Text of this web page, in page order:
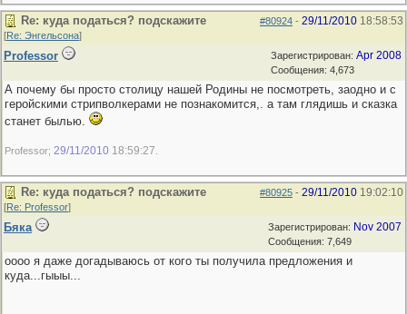
#80924 - 29/11/2010 18:58:53
Re: куда податься? подскажите
[Re: Энгельсона]
Зарегистрирован: Apr 2008
Сообщения: 4,673
Professor
А почему бы просто столицу нашей Родины не посмотреть, заодно и с
геройскими стрипволкерами не познакомится,. а там глядишь и сказка
станет былью.
Professor; 29/11/2010 18:59:27
#80925 - 29/11/2010 19:02:10
Re: куда податься? подскажите
[Re: Professor]
Зарегистрирован: Nov 2007
Сообщения: 7,649
Бяка
оооо я даже догадываюсь от кого ты получила предложения и
куда...гыыы...